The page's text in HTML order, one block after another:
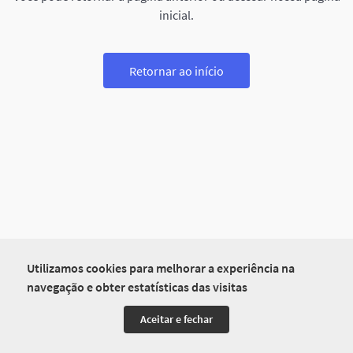
Utilizamos cookies para melhorar a experiência na
navegação e obter estatísticas das visitas
Aceitar e fechar
inicial.
Retornar ao início